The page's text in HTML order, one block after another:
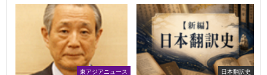
東アジアニュース 日本翻訳史